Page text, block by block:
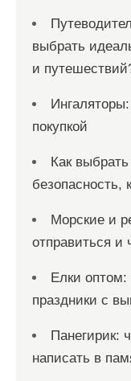
выбрать
и
покупкой
Как
безопасность,
Морские и
отправиться и
Елки оптом:
праздники с
Панегирик:
написать в